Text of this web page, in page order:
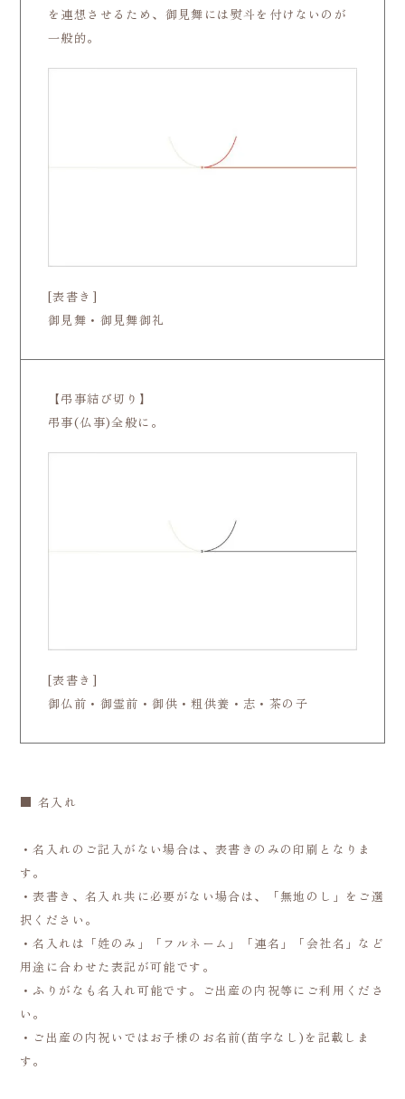
を連想させるため、御見舞には熨斗を付けないのが
一般的。
[表書き]
御見舞・御見舞御礼
【弔事結び切り】
弔事(仏事)全般に。
[表書き]
御仏前・御霊前・御供・粗供養・志・茶の子
■ 名入れ
・名入れのご記入がない場合は、表書きのみの印刷となりま
す。
・表書き、名入れ共に必要がない場合は、「無地のし」をご選
択ください。
・名入れは「姓のみ」「フルネーム」「連名」「会社名」など
用途に合わせた表記が可能です。
・ふりがなも名入れ可能です。ご出産の内祝等にご利用くださ
い。
・ご出産の内祝いではお子様のお名前(苗字なし)を記載しま
す。